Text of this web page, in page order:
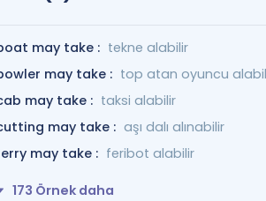
may take : tekne alabilir
may take : top atan oyuncu
may take : taksi alabilir
may take : aşı dalı alınabilir
may take : feribot alabilir
173 Örnek daha